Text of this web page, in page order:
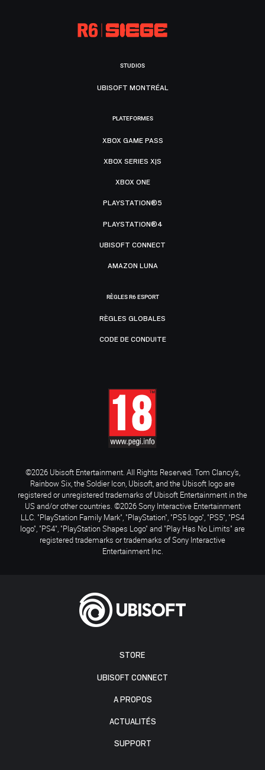
STORE
UBISOFT CONNECT
A PROPOS
ACTUALITÉS
SUPPORT
STUDIOS
UBISOFT MONTRÉAL
PLATEFORMES
XBOX GAME PASS
XBOX SERIES X|S
XBOX ONE
PLAYSTATION®5
PLAYSTATION®4
UBISOFT CONNECT
AMAZON LUNA
RÈGLES R6 ESPORT
RÈGLES GLOBALES
CODE DE CONDUITE
©2026 Ubisoft Entertainment. All Rights Reserved. Tom Clancy’s,
Rainbow Six, the Soldier Icon, Ubisoft, and the Ubisoft logo are
registered or unregistered trademarks of Ubisoft Entertainment in the
US and/or other countries. ©2026 Sony Interactive Entertainment
LLC. "PlayStation Family Mark", "PlayStation", "PS5 logo", "PS5", "PS4
logo", "PS4", "PlayStation Shapes Logo" and "Play Has No Limits" are
registered trademarks or trademarks of Sony Interactive
Entertainment Inc.